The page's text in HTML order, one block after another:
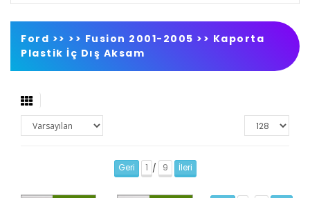
Ford >> >> Fusion 2001-2005 >> Kaporta
Plastik İç Dış Aksam
Geri 1 / 9 İleri